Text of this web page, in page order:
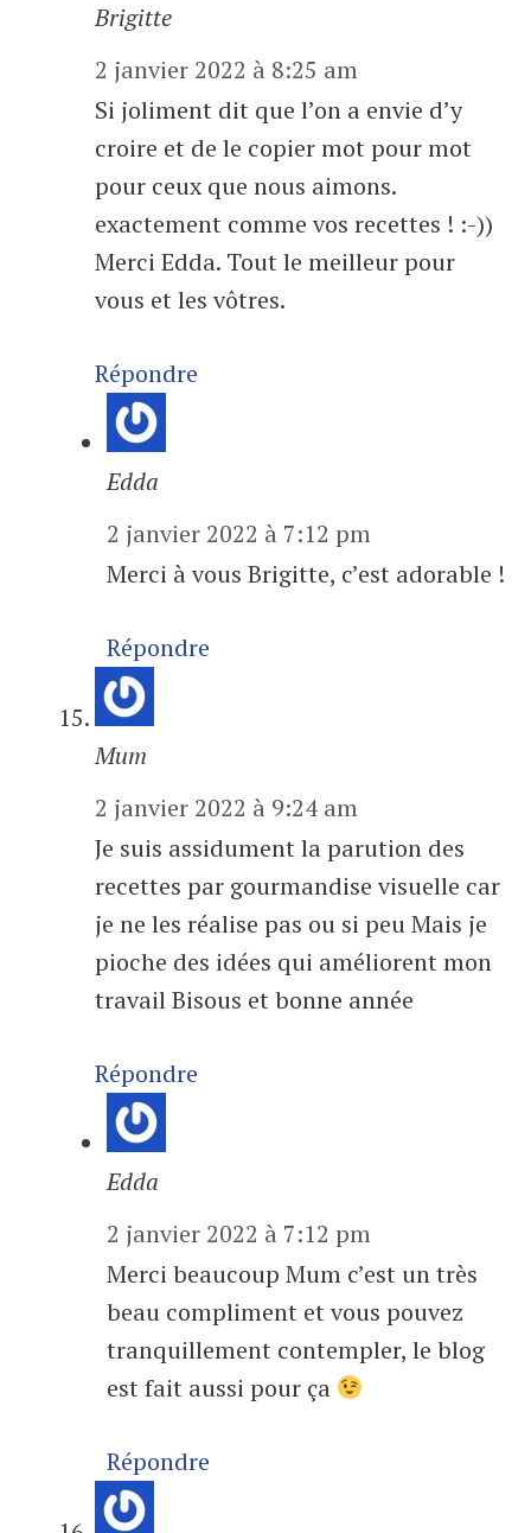
Brigitte
2 janvier 2022 à 8:25 am
Si joliment dit que l’on a envie d’y
croire et de le copier mot pour mot
pour ceux que nous aimons.
exactement comme vos recettes ! :-))
Merci Edda. Tout le meilleur pour
vous et les vôtres.
Répondre
Edda
2 janvier 2022 à 7:12 pm
Merci à vous Brigitte, c’est adorable !
Répondre
Mum
2 janvier 2022 à 9:24 am
Je suis assidument la parution des
recettes par gourmandise visuelle car
je ne les réalise pas ou si peu Mais je
pioche des idées qui améliorent mon
travail Bisous et bonne année
Répondre
Edda
2 janvier 2022 à 7:12 pm
Merci beaucoup Mum c’est un très
beau compliment et vous pouvez
tranquillement contempler, le blog
est fait aussi pour ça
Répondre